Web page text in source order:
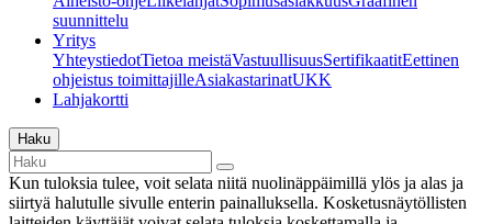
suunnittelu
Yritys
YhteystiedotTietoa meistäVastuullisuusSertifikaatitEettinen
ohjeistus toimittajilleAsiakastarinatUKK
Lahjakortti
Haku
Kun tuloksia tulee, voit selata niitä nuolinäppäimillä ylös ja alas ja
siirtyä halutulle sivulle enterin painalluksella. Kosketusnäytöllisten